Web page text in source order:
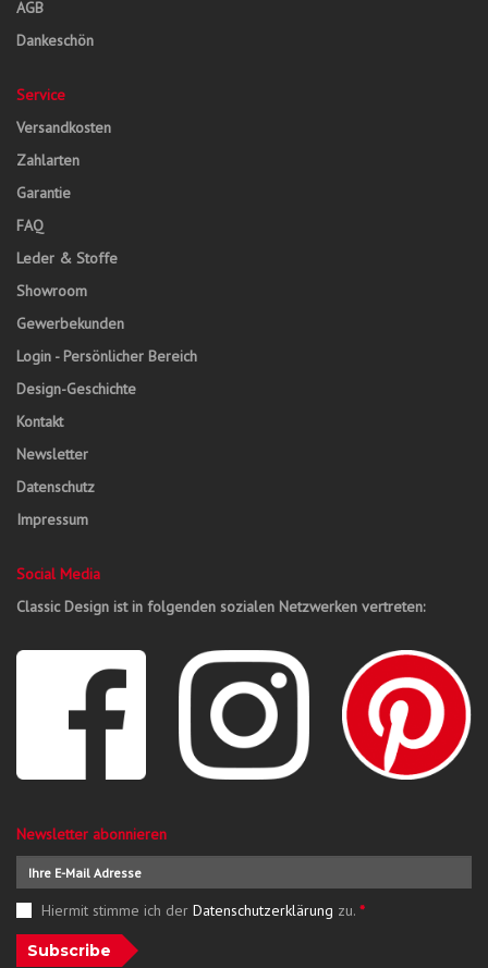
AGB
Dankeschön
Service
Versandkosten
Zahlarten
Garantie
FAQ
Leder & Stoffe
Showroom
Gewerbekunden
Login - Persönlicher Bereich
Design-Geschichte
Kontakt
Newsletter
Datenschutz
Impressum
Social Media
Classic Design ist in folgenden sozialen Netzwerken vertreten:
Newsletter abonnieren
Hiermit stimme ich der Datenschutzerklärung zu. *
Subscribe